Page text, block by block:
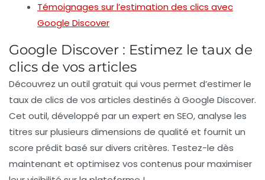
Témoignages sur l’estimation des clics avec
Google Discover
Google Discover : Estimez le taux de
clics de vos articles
Découvrez un outil gratuit qui vous permet d’estimer le
taux de clics de vos articles destinés à Google Discover.
Cet outil, développé par un expert en SEO, analyse les
titres sur plusieurs dimensions de qualité et fournit un
score prédit basé sur divers critères. Testez-le dès
maintenant et optimisez vos contenus pour maximiser